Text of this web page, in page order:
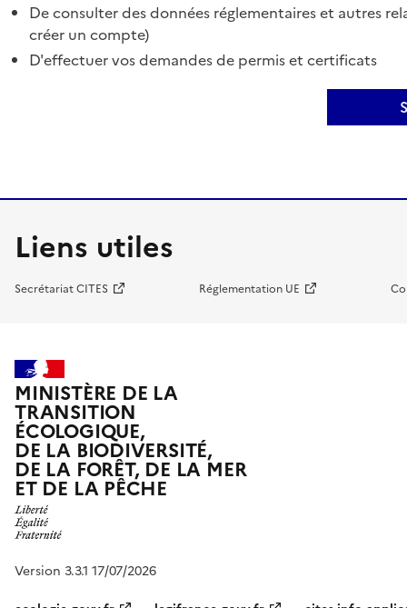
De consulter des données réglementaires et autres
créer un compte)
D'effectuer vos demandes de permis et certificats
Liens utiles
Secrétariat CITES Réglementation UE
MINISTÈRE DE LA
TRANSITION
ÉCOLOGIQUE,
DE LA BIODIVERSITÉ,
DE LA FORÊT, DE LA MER
ET DE LA PÊCHE
Version 3.3.1 17/07/2026